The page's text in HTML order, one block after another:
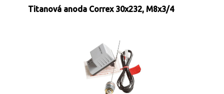
Titanová anoda Correx 30x232, M8x3/4